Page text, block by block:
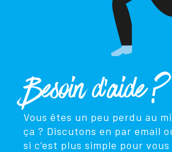
Besoin d'aide ?
Vous êtes un peu perdu au
ça ? Discutons en par email
si c’est plus simple pour